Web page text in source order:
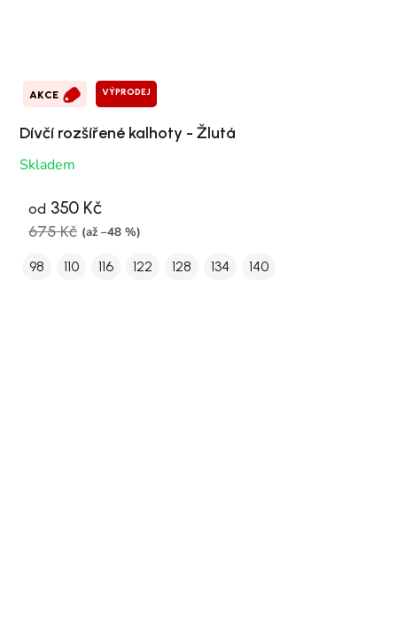
AKCE VÝPRODEJ
Dívčí rozšířené kalhoty - Žlutá
Skladem
od 350 Kč
675 Kč (až –48 %)
98 110 116 122 128 134 140